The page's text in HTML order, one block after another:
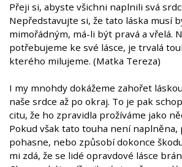
Přeji si, abyste všichni naplnili svá
Nepředstavujte si, že tato láska musí
mimořádným, má-li být pravá a vřelá.
potřebujeme ke své lásce, je trvalá
kterého milujeme. (Matka Tereza)
I my mnohdy dokážeme zahořet
naše srdce až po okraj. To je pak
citu, že ho zpravidla prožíváme jako
Pokud však tato touha není naplněna,
pohasne, nebo způsobí dokonce
mi zdá, že se lidé opravdové lásce